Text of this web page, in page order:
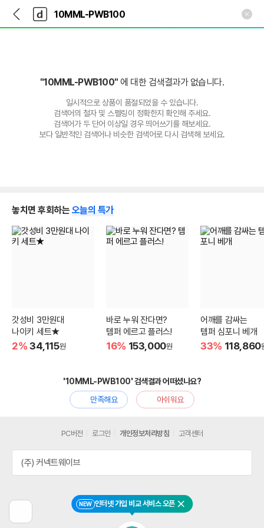
다
나
와
가
다
와
"10MML-PWB100"에 대한 검색결과가 없습니다.
일시적으로 상품이 품절되었을 수 있습니다.
검색어의 철자 및 스펠링이 정확한지 확인해 주세요.
검색어가 두 단어 이상일 경우 띄어쓰기를 해보세요.
보다 일반적인 검색어나 비슷한 검색어로 다시 검색해 보세요.
놓치면 후회하는 오늘의 특가
갓성비 3만원대
나이키 세트★
2% 34,115원
바로 누워 잔다면?
템퍼 에르고 플러스!
16% 153,000원
어깨를 감싸는
템퍼 심포니 베개
33% 118,860
'10MML-PWB100' 검색결과 어떠셨나요?
만족해요
아쉬워요
전
NEW 인터넷 가입 비교 서비스 오픈 닫기
PC버전 로그인 개인정보처리방침 고객센터
(주) 커넥트웨이브